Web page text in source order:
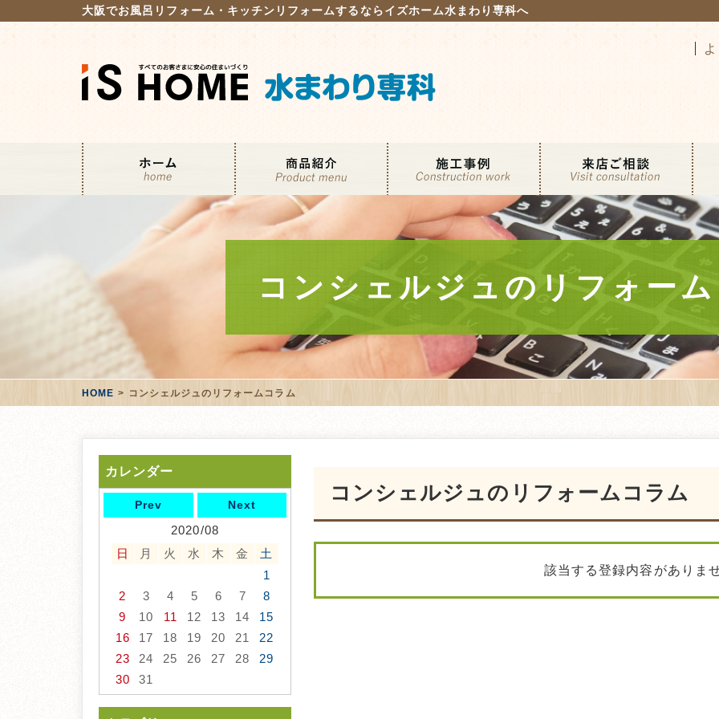
大阪でお風呂リフォーム・キッチンリフォームするならイズホーム水まわり専科へ
コンシェルジュのリフォー
HOME コンシェルジュのリフォームコラム
カレンダー
Prev Next
2020/08
日
月 火 水 木 金
土
1
2
3 4 5 6 7
8
9
10 11 12 13 14
15
16
17 18 19 20 21
22
23
24 25 26 27 28
29
30
31
コンシェルジュのリフォームコラム
該当する登録内容がありま